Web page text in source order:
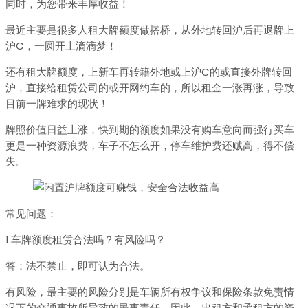
同时，为您带来丰厚收益！
最近主要是很多人租大牌额度做搭桥，从外地转回沪后再退牌上
沪C，一圆开上滴滴梦！
还有租大牌额度，上新车再转籍外地或上沪C的或直接外牌转回
沪，直接给租赁公司的或开网约车的，所以租金一涨再涨，导致
目前一牌难求的现状！
牌照价值日益上涨，快到期的额度如果没有购车意向而强行买车
更是一种资源浪费，车子不怎么开，停车维护费还贼高，得不偿
失。
常见问题：
1.车牌额度租赁合法吗？有风险吗？
答：法不禁止，即可认为合法。
有风险，最主要的风险分别是车辆所有权争议和保险条款免责情